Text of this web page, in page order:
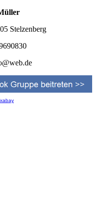
Stelzenberg